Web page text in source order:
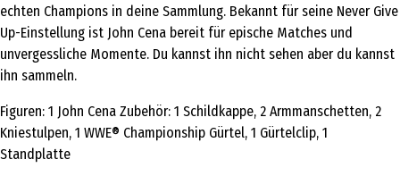
echten Champions in deine Sammlung. Bekannt für seine Never Give
Up-Einstellung ist John Cena bereit für epische Matches und
unvergessliche Momente. Du kannst ihn nicht sehen aber du kannst
ihn sammeln.
Figuren: 1 John Cena Zubehör: 1 Schildkappe, 2 Armmanschetten, 2
Kniestulpen, 1 WWE® Championship Gürtel, 1 Gürtelclip, 1
Standplatte